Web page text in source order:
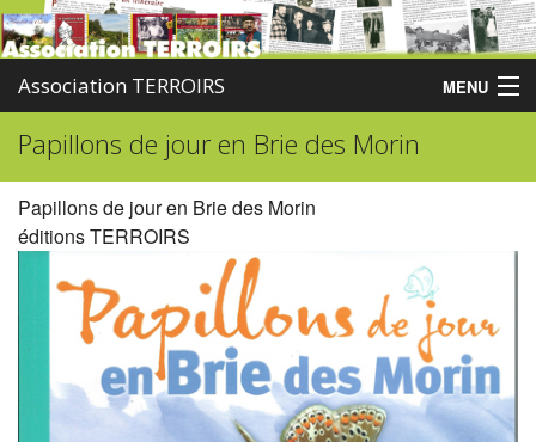
Association TERROIRS MENU
Accueil
Publications
Administration
Partenaires
Enquêtes
Papillons de jour en Brie des Morin
Papillons de jour en Brie des Morin
éditions TERROIRS